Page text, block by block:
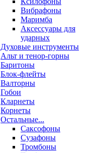
Вибрафоны
Маримба
Аксессуары для
ударных
Духовые инструменты
Альт и тенор-горны
Баритоны
Блок-флейты
Валторны
Гобои
Кларнеты
Корнеты
Остальные...
Саксофоны
Сузафоны
Тромбоны